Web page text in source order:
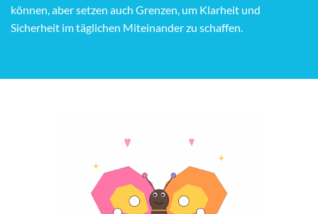
können, aber setzen auch Grenzen, um Klarheit und
Sicherheit im täglichen Miteinander zu schaffen.